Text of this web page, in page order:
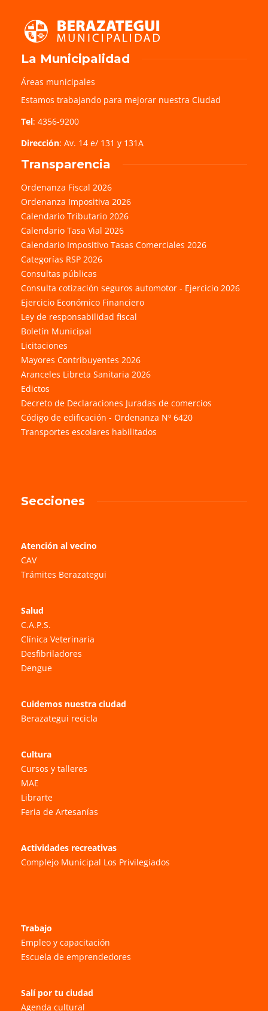
La Municipalidad
Áreas municipales
Estamos trabajando para mejorar nuestra Ciudad
Tel: 4356-9200
Dirección: Av. 14 e/ 131 y 131A
Transparencia
Ordenanza Fiscal 2026
Ordenanza Impositiva 2026
Calendario Tributario 2026
Calendario Tasa Vial 2026
Calendario Impositivo Tasas Comerciales 2026
Categorías RSP 2026
Consultas públicas
Consulta cotización seguros automotor - Ejercicio 2026
Ejercicio Económico Financiero
Ley de responsabilidad fiscal
Boletín Municipal
Licitaciones
Mayores Contribuyentes 2026
Aranceles Libreta Sanitaria 2026
Edictos
Decreto de Declaraciones Juradas de comercios
Código de edificación - Ordenanza Nº 6420
Transportes escolares habilitados
Secciones
Atención al vecino
CAV
Trámites Berazategui
Salud
C.A.P.S.
Clínica Veterinaria
Desfibriladores
Dengue
Cuidemos nuestra ciudad
Berazategui recicla
Cultura
Cursos y talleres
MAE
Librarte
Feria de Artesanías
Actividades recreativas
Complejo Municipal Los Privilegiados
Trabajo
Empleo y capacitación
Escuela de emprendedores
Salí por tu ciudad
Agenda cultural